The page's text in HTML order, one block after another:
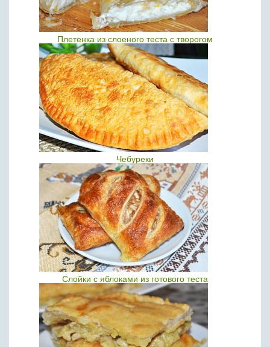
Плетенка из слоеного теста с творогом
Чебуреки
Слойки с яблоками из готового теста